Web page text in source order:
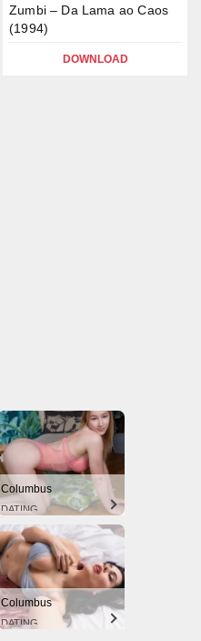
Zumbi – Da Lama ao Caos
(1994)
DOWNLOAD
Columbus
DATING
Columbus
DATING